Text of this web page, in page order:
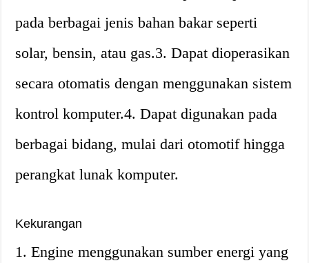
pada berbagai jenis bahan bakar seperti
solar, bensin, atau gas.3. Dapat dioperasikan
secara otomatis dengan menggunakan sistem
kontrol komputer.4. Dapat digunakan pada
berbagai bidang, mulai dari otomotif hingga
perangkat lunak komputer.
Kekurangan
1. Engine menggunakan sumber energi yang